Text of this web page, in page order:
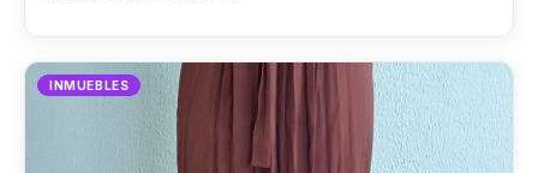
INMUEBLES